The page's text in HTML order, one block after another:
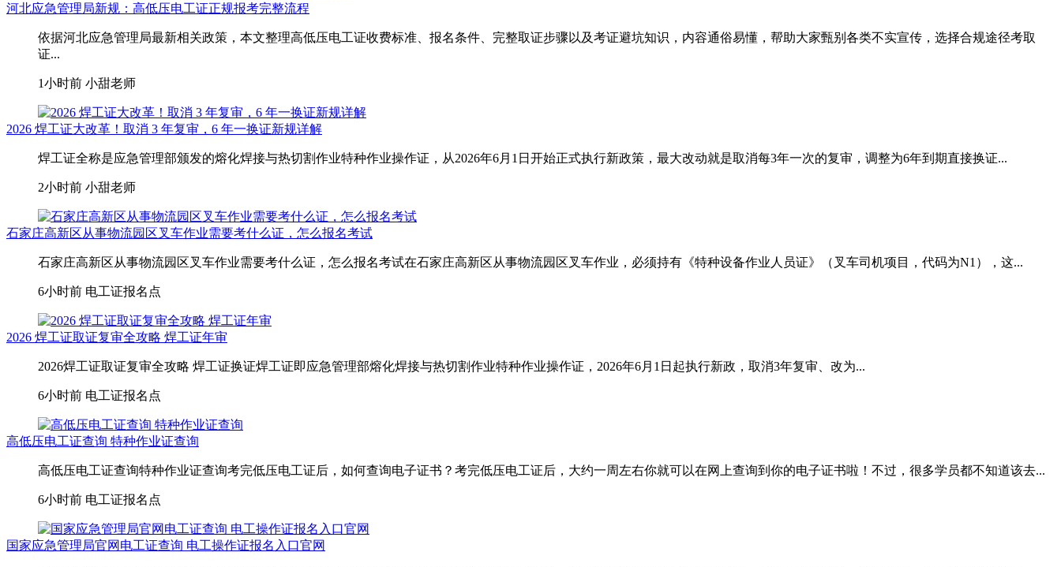
河北应急管理局新规：高低压电工证正规报考完整流程
依据河北应急管理局最新相关政策，本文整理高低压电工证收费标准、报名条件、完整取证步骤以及考证避坑知识，内容通俗易懂，帮助大家甄别各类不实宣传，选择合规途径考取
证...
1小时前 小甜老师
2026 焊工证大改革！取消 3 年复审，6 年一换证新规详解
焊工证全称是应急管理部颁发的熔化焊接与热切割作业特种作业操作证，从2026年6月1日开始正式执行新政策，最大改动就是取消每3年一次的复审，调整为6年到期直接换证...
2小时前 小甜老师
石家庄高新区从事物流园区叉车作业需要考什么证，怎么报名考试
石家庄高新区从事物流园区叉车作业需要考什么证，怎么报名考试在石家庄高新区从事物流园区叉车作业，‌必须持有《特种设备作业人员证》（叉车司机项目，代码为N1）‌，这...
6小时前 电工证报名点
2026 焊工证取证复审全攻略 焊工证年审
2026焊工证取证复审全攻略 焊工证换证焊工证即应急管理部熔化焊接与热切割作业特种作业操作证，2026年6月1日起执行新政，取消3年复审、改为...
6小时前 电工证报名点
高低压电工证查询 特种作业证查询
高低压电工证查询特种作业证查询考完低压电工证后，如何查询电子证书？考完低压电工证后，大约一周左右你就可以在网上查询到你的电子证书啦！不过，很多学员都不知道该去...
6小时前 电工证报名点
国家应急管理局官网电工证查询 电工操作证报名入口官网